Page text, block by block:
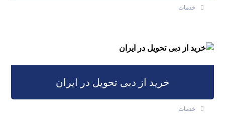
خدمات
خرید از دبی تحویل در ایران
خدمات